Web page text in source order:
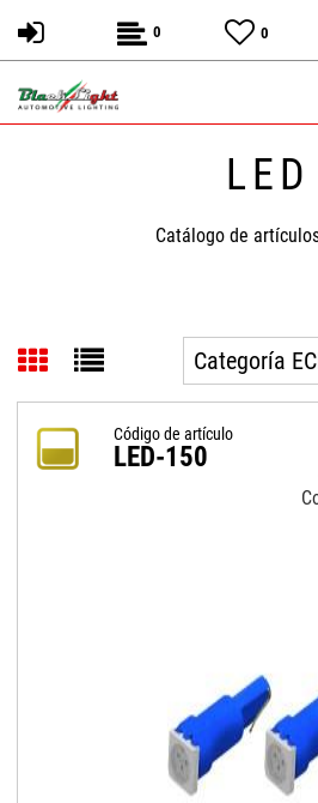
0 0
LED
Catálogo de
Código de artículo
LED-150